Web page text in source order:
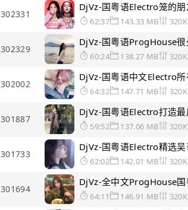
302331
DjVz-国粤语Electro笼的
62:37 143.33 MB
302329
DjVz-国粤语ProgHouse
60:24 138.27 MB
302002
DjVz-国粤语中文Electro
64:32 147.71 MB
301887
DjVz-国粤语Electro打造
59:52 137.06 MB
301733
DjVz-国粤语Electro精选
62:02 142.01 MB
301694
DjVz-全中文ProgHouse
64:11 146.91 MB